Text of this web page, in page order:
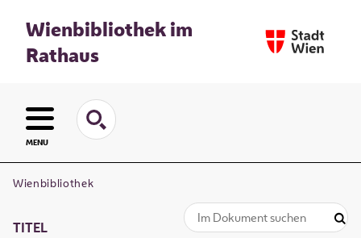
Wienbibliothek im
Rathaus
MENU
Wienbibliothek
TITEL